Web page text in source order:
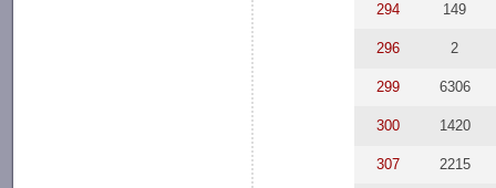
294 149
296 2
299 6306
300 1420
307 2215